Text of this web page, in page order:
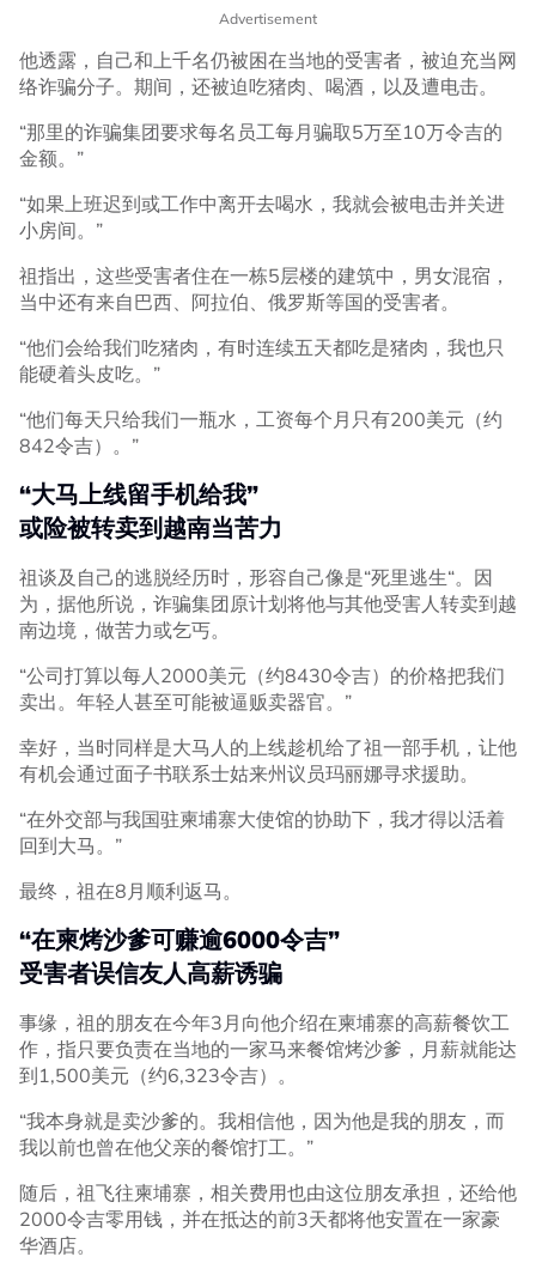
Advertisement
他透露，自己和上千名仍被困在当地的受害者，被迫充当网
络诈骗分子。期间，还被迫吃猪肉、喝酒，以及遭电击。
“那里的诈骗集团要求每名员工每月骗取5万至10万令吉的
金额。”
“如果上班迟到或工作中离开去喝水，我就会被电击并关进
小房间。”
祖指出，这些受害者住在一栋5层楼的建筑中，男女混宿，
当中还有来自巴西、阿拉伯、俄罗斯等国的受害者。
“他们会给我们吃猪肉，有时连续五天都吃是猪肉，我也只
能硬着头皮吃。”
“他们每天只给我们一瓶水，工资每个月只有200美元（约
842令吉）。”
“大马上线留手机给我”
或险被转卖到越南当苦力
祖谈及自己的逃脱经历时，形容自己像是“死里逃生“。因
为，据他所说，诈骗集团原计划将他与其他受害人转卖到越
南边境，做苦力或乞丐。
“公司打算以每人2000美元（约8430令吉）的价格把我们
卖出。年轻人甚至可能被逼贩卖器官。”
幸好，当时同样是大马人的上线趁机给了祖一部手机，让他
有机会通过面子书联系士姑来州议员玛丽娜寻求援助。
“在外交部与我国驻柬埔寨大使馆的协助下，我才得以活着
回到大马。”
最终，祖在8月顺利返马。
“在柬烤沙爹可赚逾6000令吉”
受害者误信友人高薪诱骗
事缘，祖的朋友在今年3月向他介绍在柬埔寨的高薪餐饮工
作，指只要负责在当地的一家马来餐馆烤沙爹，月薪就能达
到1,500美元（约6,323令吉）。
“我本身就是卖沙爹的。我相信他，因为他是我的朋友，而
我以前也曾在他父亲的餐馆打工。”
随后，祖飞往柬埔寨，相关费用也由这位朋友承担，还给他
2000令吉零用钱，并在抵达的前3天都将他安置在一家豪
华酒店。